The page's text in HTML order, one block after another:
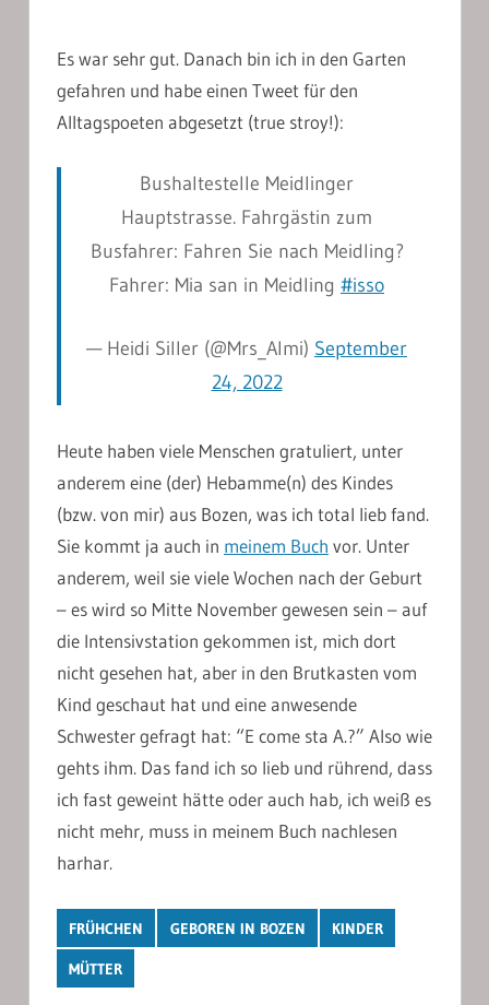
Es war sehr gut. Danach bin ich in den Garten
gefahren und habe einen Tweet für den
Alltagspoeten abgesetzt (true stroy!):
Bushaltestelle Meidlinger
Hauptstrasse. Fahrgästin zum
Busfahrer: Fahren Sie nach Meidling?
Fahrer: Mia san in Meidling #isso
— Heidi Siller (@Mrs_Almi) September
24, 2022
Heute haben viele Menschen gratuliert, unter
anderem eine (der) Hebamme(n) des Kindes
(bzw. von mir) aus Bozen, was ich total lieb fand.
Sie kommt ja auch in meinem Buch vor. Unter
anderem, weil sie viele Wochen nach der Geburt
– es wird so Mitte November gewesen sein – auf
die Intensivstation gekommen ist, mich dort
nicht gesehen hat, aber in den Brutkasten vom
Kind geschaut hat und eine anwesende
Schwester gefragt hat: “E come sta A.?” Also wie
gehts ihm. Das fand ich so lieb und rührend, dass
ich fast geweint hätte oder auch hab, ich weiß es
nicht mehr, muss in meinem Buch nachlesen
harhar.
FRÜHCHEN GEBOREN IN BOZEN KINDER
MÜTTER